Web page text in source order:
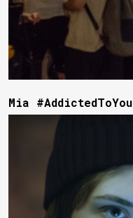
Mia #AddictedToYou